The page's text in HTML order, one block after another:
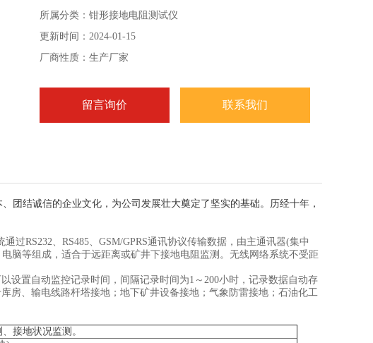
所属分类：钳形接地电阻测试仪
更新时间：2024-01-15
厂商性质：生产厂家
留言询价 联系我们
团结诚信的企业文化，为公司发展壮大奠定了坚实的基础。历经十年，
过RS232、RS485、GSM/GPRS通讯协议传输数据，由主通讯器(集中
脑等组成，适合于远距离或矿井下接地电阻监测。无线网络系统不受距
设置自动监控记录时间，间隔记录时间为1～200小时，记录数据自动存
房、输电线路杆塔接地；地下矿井设备接地；气象防雷接地；石油化工
接地状况监测。